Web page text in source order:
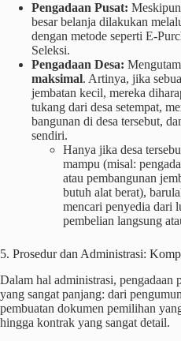
Pengadaan Pusat:
besar belanja dilakukan
dengan metode seperti E-
Seleksi.
Pengadaan Desa:
maksimal. Artinya, jika
jembatan kecil, mereka
tukang dari desa setempat,
bangunan di desa tersebut,
sendiri.
Hanya jika desa
mampu (misal:
atau pembangunan
butuh alat berat),
mencari penyedia dari
pembelian langsung
5. Prosedur dan Administrasi:
Dalam hal administrasi, pengadaan
yang sangat panjang: dari
pembuatan dokumen pemilihan
hingga kontrak yang sangat detail.